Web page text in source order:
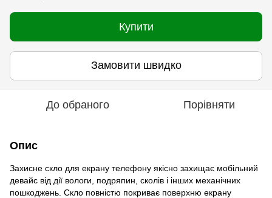
Купити
Замовити швидко
До обраного Порівняти
Опис
Захисне скло для екрану телефону якісно захищає мобільний
девайс від дії вологи, подряпин, сколів і інших механічних
пошкоджень. Скло повністю покриває поверхню екрану